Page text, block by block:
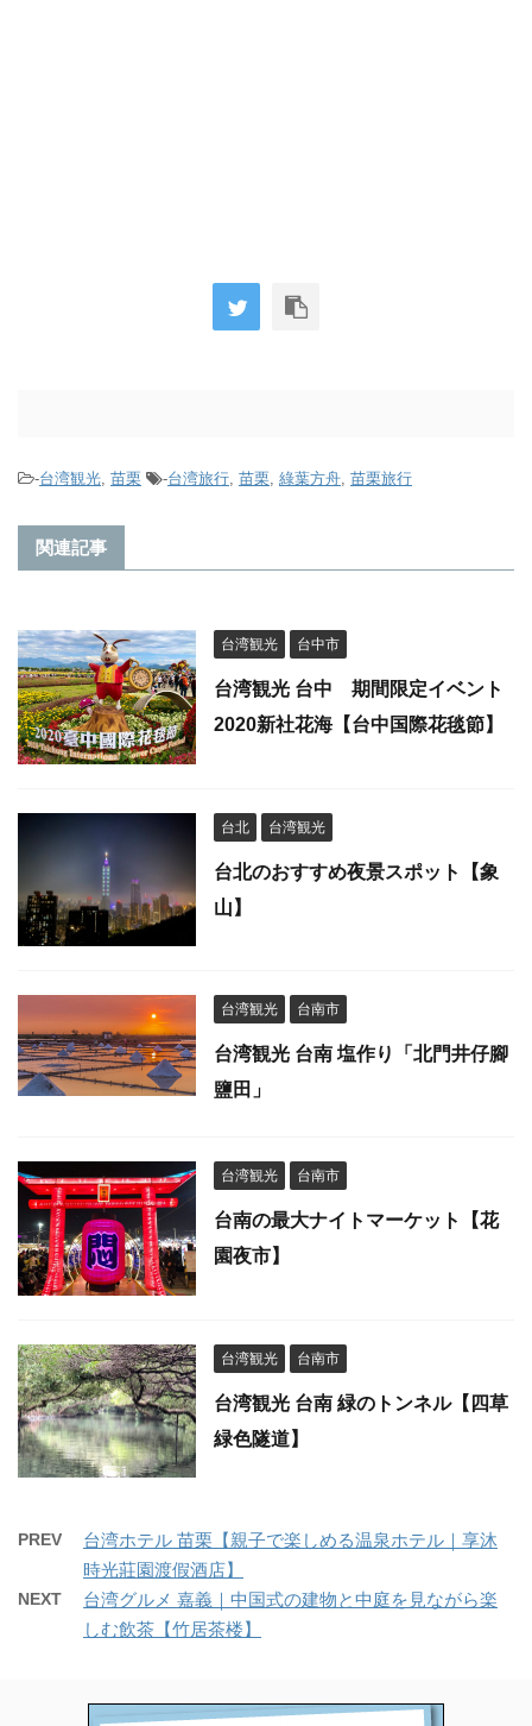
-台湾観光, 苗栗 -台湾旅行, 苗栗, 綠葉方舟, 苗栗旅行
関連記事
台湾観光 台中市
台湾観光 台中 期間限定イベント
2020新社花海【台中国際花毯節】
台北 台湾観光
台北のおすすめ夜景スポット【象
山】
台湾観光 台南市
台湾観光 台南 塩作り「北門井仔腳
鹽田」
台湾観光 台南市
台南の最大ナイトマーケット【花
園夜市】
台湾観光 台南市
台湾観光 台南 緑のトンネル【四草
緑色隧道】
PREV
台湾ホテル 苗栗【親子で楽しめる温泉ホテル｜享沐
時光莊園渡假酒店】
NEXT
台湾グルメ 嘉義｜中国式の建物と中庭を見ながら楽
しむ飲茶【竹居茶楼】